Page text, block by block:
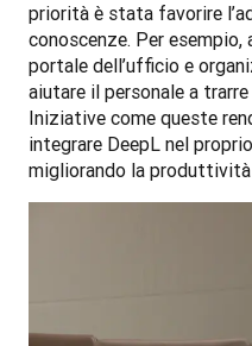
priorità è stata favorire
conoscenze. Per
portale dell’ufficio e
aiutare il personale a
Iniziative come queste
integrare DeepL nel
migliorando la